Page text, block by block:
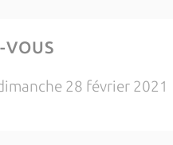
VOUS
28 février 2021